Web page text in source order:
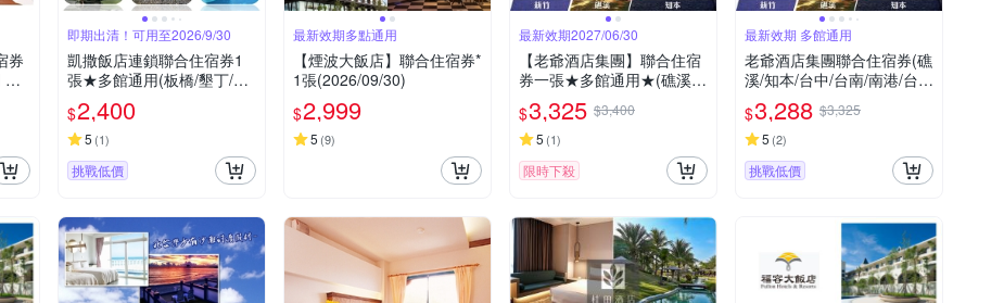
券
期
即期出清！可用至2026/9/30
凱撒飯店連鎖聯合住宿券1
張★多館通用(板橋/墾丁/台
北/台南/阿樹/內湖/台東)
$2,400
5 (1)
挑戰低價
最新效期多點通用
【煙波大飯店】聯合住宿券*
1張(2026/09/30)
$2,999
5 (9)
最新效期2027/06/30
【老爺酒店集團】聯合住宿
券一張★多館通用★(礁溪/
知本/台中/台南/南港/台北/北
投/新竹)*
$3,325 $3,400
5 (1)
限時下殺
最新效期 多館通用
老爺酒店集團聯合住宿券(礁
溪/知本/台中/台南/南港/台
北/北投/新竹)
$3,288 $3,325
5 (2)
挑戰低價